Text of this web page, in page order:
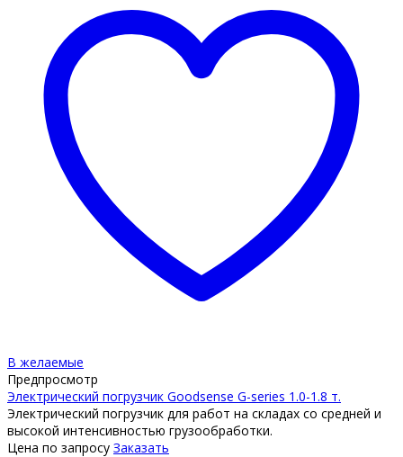
В желаемые
Предпросмотр
Электрический погрузчик Goodsense G-series 1.0-1.8 т.
Электрический погрузчик для работ на складах со средней и
высокой интенсивностью грузообработки.
Цена по запросу Заказать